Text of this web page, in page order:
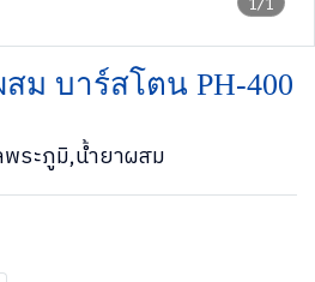
ม บาร์สโตน PH-400
ระภูมิ,น้ำยาผสม